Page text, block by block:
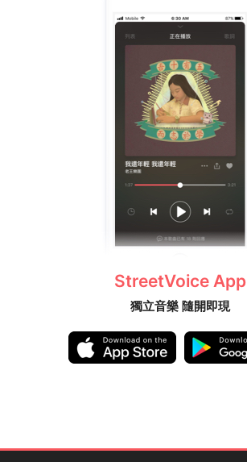
StreetVoice App
獨立音樂 隨開即現